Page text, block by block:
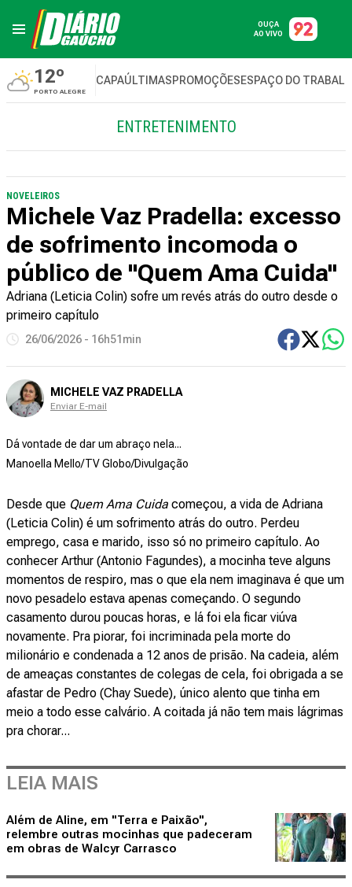
OUÇA
AO VIVO
12º
PORTO ALEGRE
CAPAÚLTIMASPROMOÇÕESESPAÇO DO
ENTRETENIMENTO
NOVELEIROS
Michele Vaz Pradella: excesso
de sofrimento incomoda o
público de "Quem Ama Cuida"
Adriana (Leticia Colin) sofre um revés atrás do outro desde o
primeiro capítulo
26/06/2026 - 16h51min
MICHELE VAZ PRADELLA
Enviar E-mail
Dá vontade de dar um abraço nela...
Manoella Mello/TV Globo/Divulgação
Desde que Quem Ama Cuida começou, a vida de Adriana
(Leticia Colin) é um sofrimento atrás do outro. Perdeu
emprego, casa e marido, isso só no primeiro capítulo. Ao
conhecer Arthur (Antonio Fagundes), a mocinha teve alguns
momentos de respiro, mas o que ela nem imaginava é que um
novo pesadelo estava apenas começando. O segundo
casamento durou poucas horas, e lá foi ela ficar viúva
novamente. Pra piorar, foi incriminada pela morte do
milionário e condenada a 12 anos de prisão. Na cadeia, além
de ameaças constantes de colegas de cela, foi obrigada a se
afastar de Pedro (Chay Suede), único alento que tinha em
meio a todo esse calvário. A coitada já não tem mais lágrimas
pra chorar...
LEIA MAIS
Além de Aline, em "Terra e Paixão",
relembre outras mocinhas que padeceram
em obras de Walcyr Carrasco